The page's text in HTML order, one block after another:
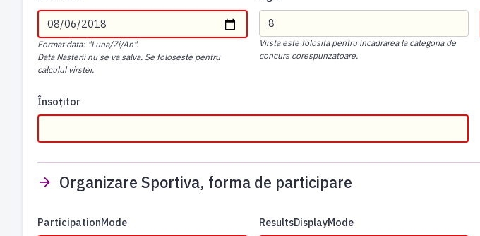
Format data: "Luna/Zi/An".
Data Nasterii nu se va salva. Se foloseste pentru
calculul virstei.
Virsta este folosita pentru incadrarea la categoria de
concurs corespunzatoare.
Însoțitor
Organizare Sportiva, forma de participare
ParticipationMode ResultsDisplayMode